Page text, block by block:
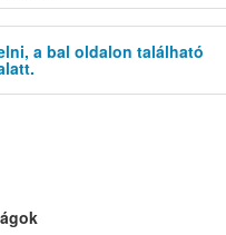
a bal oldalon található